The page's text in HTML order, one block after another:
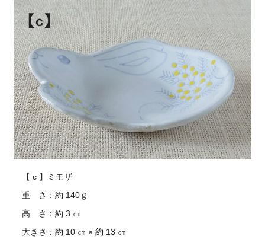
【 c 】ミモザ
重 さ：約 140ｇ
高 さ：約 3 ㎝
大きさ：約 10 ㎝ × 約 13 ㎝